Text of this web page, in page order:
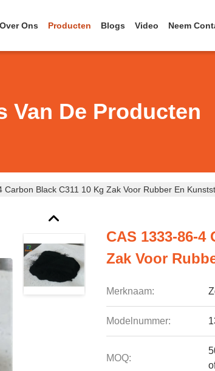
Over Ons Producten Blogs Video Neem
Van De Producten
Carbon Black C311 10 Kg Zak Voor Rubber En
CAS 1333-86-4
Zak Voor
Merknaam:
Modelnummer:
MOQ: